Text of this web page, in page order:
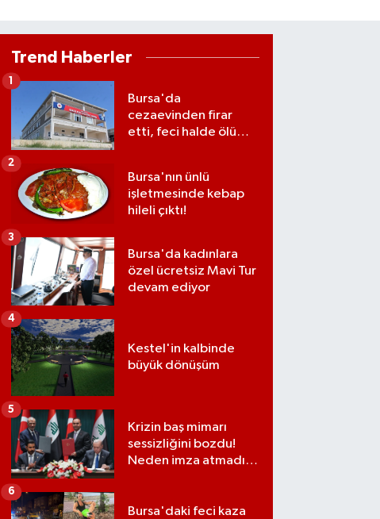
Trend Haberler
Bursa'da
cezaevinden firar
etti, feci halde ölü
1
Bursa'nın ünlü
işletmesinde kebap
hileli çıktı!
2
Bursa'da kadınlara
özel ücretsiz Mavi Tur
devam ediyor
3
Kestel'in kalbinde
büyük dönüşüm
4
Krizin baş mimarı
sessizliğini bozdu!
Neden imza atmadığı
5
Bursa'daki feci kaza
6